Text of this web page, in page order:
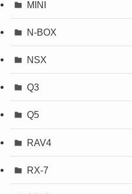
MINI
N-BOX
NSX
Q3
Q5
RAV4
RX-7